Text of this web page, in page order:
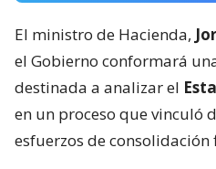
El ministro de Hacienda,
el Gobierno conformará
destinada a analizar el
en un proceso que vinculó
esfuerzos de consolidación